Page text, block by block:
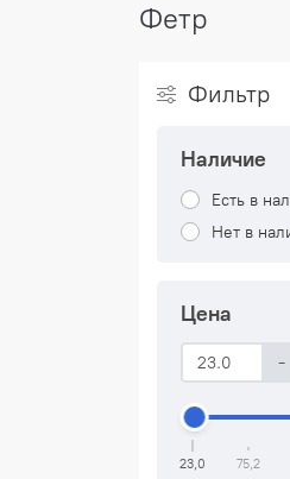
Фетр
Фильтр
Наличие
Есть в
Нет в
Цена
-
23,0 75,2